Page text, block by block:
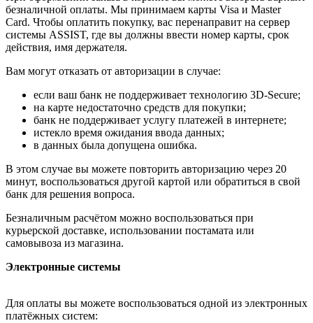
безналичной оплаты. Мы принимаем карты Visa и Master
Card. Чтобы оплатить покупку, вас перенаправит на сервер
системы ASSIST, где вы должны ввести номер карты, срок
действия, имя держателя.
Вам могут отказать от авторизации в случае:
если ваш банк не поддерживает технологию 3D-Secure;
на карте недостаточно средств для покупки;
банк не поддерживает услугу платежей в интернете;
истекло время ожидания ввода данных;
в данных была допущена ошибка.
В этом случае вы можете повторить авторизацию через 20
минут, воспользоваться другой картой или обратиться в свой
банк для решения вопроса.
Безналичным расчётом можно воспользоваться при
курьерской доставке, использовании постамата или
самовывоза из магазина.
Электронные системы
Для оплаты вы можете воспользоваться одной из электронных
платёжных систем: